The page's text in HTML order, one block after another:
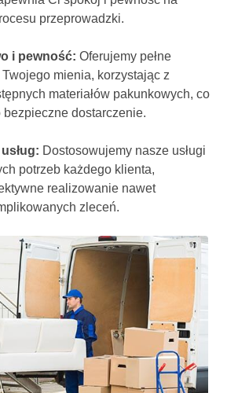
przeprowadzki.
i pewność:Oferujemy pełne
mienia, korzystając z
materiałów pakunkowych, co
dostarczenie.
Dostosowujemy nasze usługi
potrzeb każdego klienta,
realizowanie nawet
zleceń.